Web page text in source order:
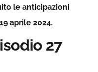
le anticipazioni
aprile 2024.
27